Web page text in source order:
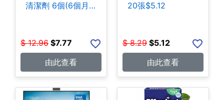
清潔劑 6個(6個月
$ 12.96 $7.77
由此查看
20張$5.12
$ 8.29 $5.12
由此查看